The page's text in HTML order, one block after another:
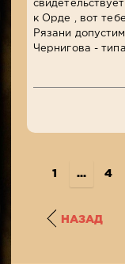
к Орде , вот
Рязани
Чернигова -
1 ... 4
НАЗАД